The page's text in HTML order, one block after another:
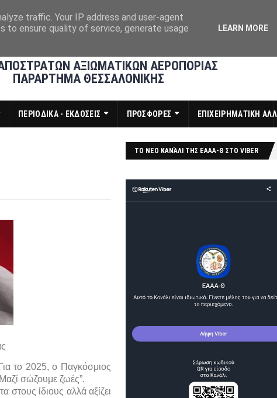
ΑΞΙΩΜΑΤΙΚΩΝ ΑΕΡΟΠΟΡΙΑΣ
ΠΑΡΑΡΤΗΜΑ ΘΕΣΣΑΛΟΝΙΚΗΣ
ΠΕΡΙΟΔΙΚΑ - ΕΚΔΟΣΕΙΣ ΠΡΟΣΦΟΡΕΣ ΕΠΙΧΕΙΡΗΜΑΤΙΚΗ
το 2025, ο Παγκόσμιος
σώζουμε ζωές”.
στους ίδιους αλλά αξίζει
ΤΟ ΝΕΟ ΚΑΝΆΛΙ ΤΗΣ ΕΑΑΑ-Θ ΣΤΟ VIBER
traffic. Your IP address and user-agent
to ensure quality of service, generate usage
LEARN MORE